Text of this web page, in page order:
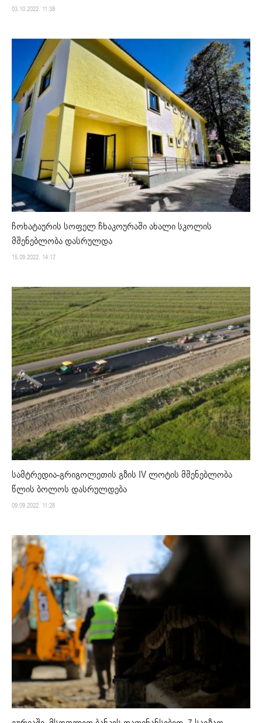
03.10.2022. 11:38
ჩოხატაურის სოფელ ჩხაკოურაში ახალი სკოლის
მშენებლობა დასრულდა
15.09.2022. 14:17
სამტრედია-გრიგოლეთის გზის IV ლოტის მშენებლობა
წლის ბოლოს დასრულდება
09.09.2022. 11:28